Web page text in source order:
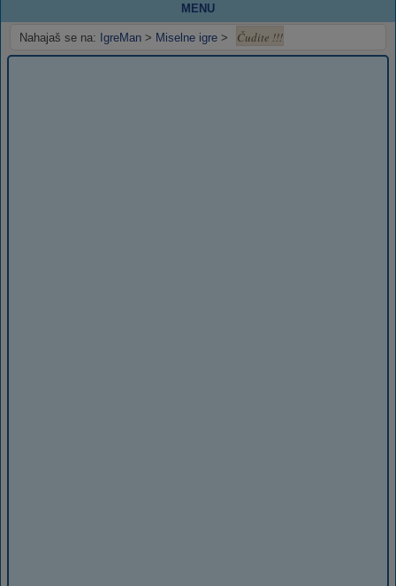
MENU
Nahajaš se na: IgreMan > Miselne igre > Čudite !!!